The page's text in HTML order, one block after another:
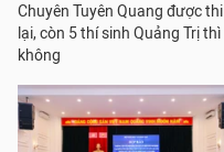
Chuyên Tuyên Quang được thi
lại, còn 5 thí sinh Quảng Trị thì
không